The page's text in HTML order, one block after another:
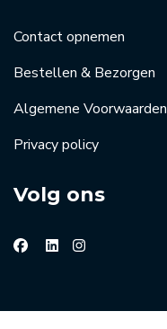
Contact opnemen
Bestellen & Bezorgen
Algemene Voorwaarden
Privacy policy
Volg ons